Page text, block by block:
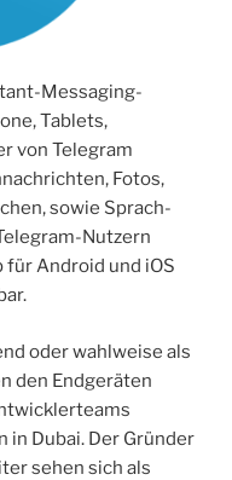
Messaging-
Tablets,
von Telegram
Fotos,
sowie Sprach-
Nutzern
für Android und iOS
oder wahlweise als
den Endgeräten
in Dubai. Der Gründer
sehen sich als